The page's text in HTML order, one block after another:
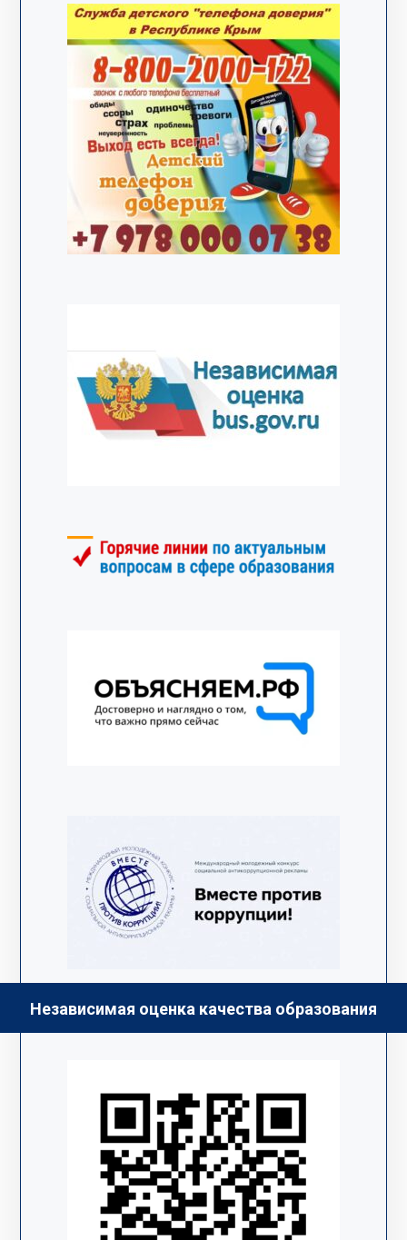
Независимая оценка качества образования